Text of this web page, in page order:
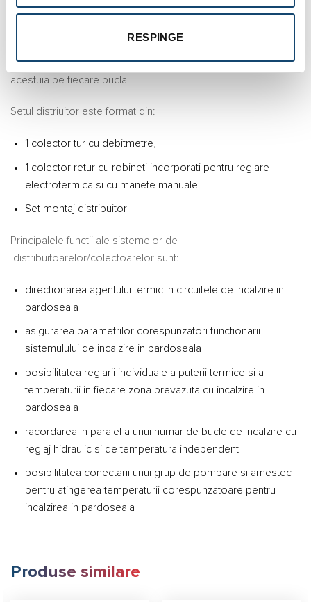
RESPINGE
Sistemelele de distributie sunt elemente de maxima
pardoseala. Rolul principal consta in asigurararea distributiei
agentului termic in suprafata radianta si regularizarea debitelor
acestuia pe fiecare bucla
Setul distriuitor este format din:
1 colector tur cu debitmetre,
1 colector retur cu robineti incorporati pentru reglare
electrotermica si cu manete manuale.
Set montaj distribuitor
Principalele functii ale sistemelor de
distribuitoarelor/colectoarelor sunt:
directionarea agentului termic in circuitele de incalzire in
pardoseala
asigurarea parametrilor corespunzatori functionarii
sistemulului de incalzire in pardoseala
posibilitatea reglarii individuale a puterii termice si a
temperaturii in fiecare zona prevazuta cu incalzire in
pardoseala
racordarea in paralel a unui numar de bucle de incalzire cu
reglaj hidraulic si de temperatura independent
posibilitatea conectarii unui grup de pompare si amestec
pentru atingerea temperaturii corespunzatoare pentru
incalzirea in pardoseala
Produse similare